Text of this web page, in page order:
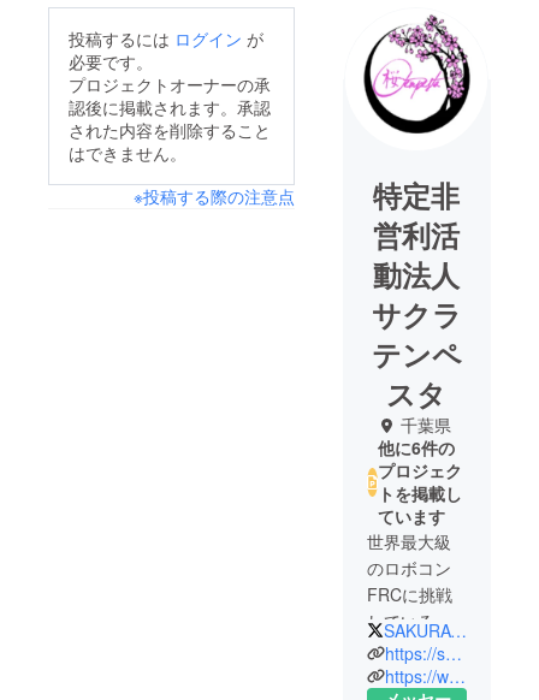
投稿するには ログイン が
必要です。
プロジェクトオーナーの承
認後に掲載されます。承認
された内容を削除すること
はできません。
※投稿する際の注意点
特定非
営利活
動法人
サクラ
テンペ
スタ
千葉県
他に6件の
プロジェク
トを掲載し
ています
世界最大級
のロボコン
FRCに挑戦
している中
高生チーム
メンバーは
SAKURATempesta
https://sakura-tempesta.org
https://www.facebook.com/sakura.tempesta